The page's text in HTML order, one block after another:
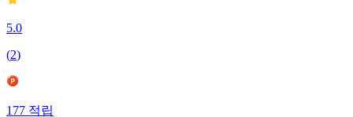
5.0
(2)